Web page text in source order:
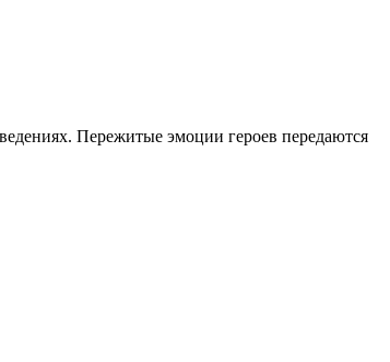
Пережитые эмоции героев передаются